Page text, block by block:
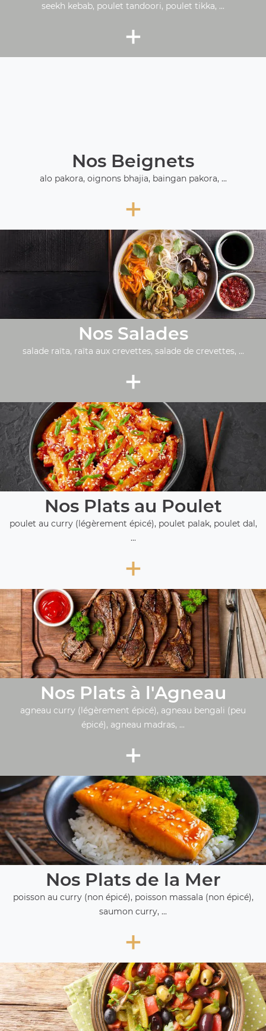
seekh kebab, poulet tandoori, poulet tikka, ...
+
Nos Beignets
alo pakora, oignons bhajia, baingan pakora, ...
+
Nos Salades
salade raïta, raïta aux crevettes, salade de crevettes, ...
+
Nos Plats au Poulet
poulet au curry (légèrement épicé), poulet palak, poulet dal,
...
+
Nos Plats à l'Agneau
agneau curry (légèrement épicé), agneau bengali (peu
épicé), agneau madras, ...
+
Nos Plats de la Mer
poisson au curry (non épicé), poisson massala (non épicé),
saumon curry, ...
+